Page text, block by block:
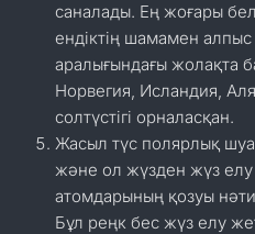
саналады. Ең жоғары
ендіктің шамамен
аралығындағы жолақта
Норвегия, Исландия,
солтүстігі орналасқан.
Жасыл түс полярлық
және ол жүзден жүз елу
атомдарының қозуы
Бұл реңк бес жүз елу